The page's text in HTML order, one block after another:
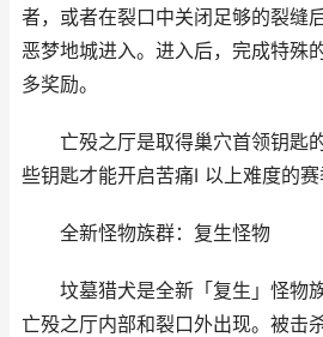
者，或者在裂口中关闭足够的裂缝
恶梦地城进入。进入后，完成特殊
多奖励。
亡殁之厅是取得巢穴首领钥匙
些钥匙才能开启苦痛I 以上难度的赛
全新怪物族群：复生怪物
坟墓猎犬是全新「复生」怪物
亡殁之厅内部和裂口外出现。被击